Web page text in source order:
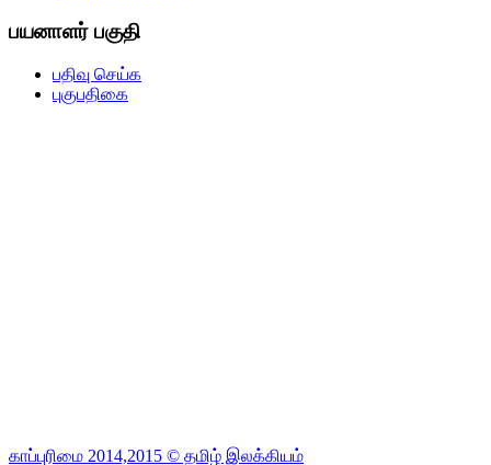
பயனாளர் பகுதி
பதிவு செய்க
புகுபதிகை
காப்புரிமை 2014,2015 © தமிழ் இலக்கியம்